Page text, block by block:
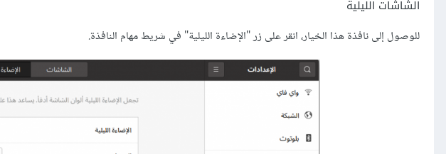
الشاشات الليلية
للوصول إلى نافذة هذا الخيار، انقر على زر "اﻹضاءة الليلية" في شريط مهام النافذة.